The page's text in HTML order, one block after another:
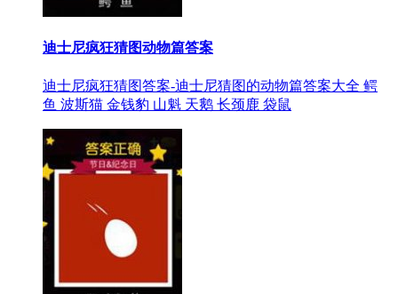
迪士尼疯狂猜图动物篇答案
迪士尼疯狂猜图答案-迪士尼猜图的动物篇答案大全 鳄
鱼 波斯猫 金钱豹 山魁 天鹅 长颈鹿 袋鼠